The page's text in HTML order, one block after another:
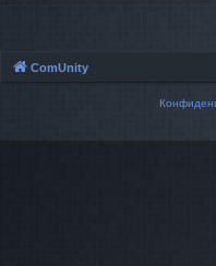
ComUnity